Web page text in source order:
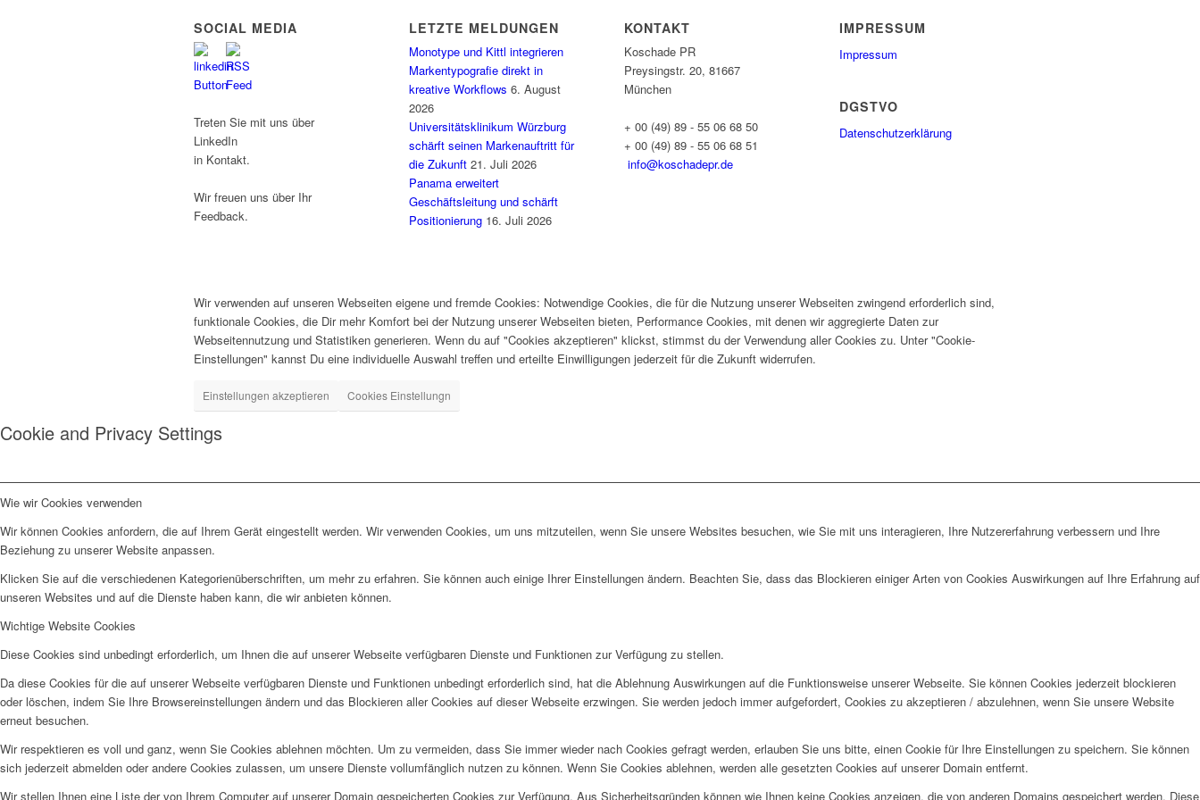
SOCIAL MEDIA
Treten Sie mit uns über
LinkedIn
in Kontakt.
Wir freuen uns über Ihr
Feedback.
LETZTE MELDUNGEN
Monotype und Kittl integrieren
Markentypografie direkt in
kreative Workflows 6. August
2026
Universitätsklinikum Würzburg
schärft seinen Markenauftritt für
die Zukunft 21. Juli 2026
Panama erweitert
Geschäftsleitung und schärft
Positionierung 16. Juli 2026
KONTAKT
Koschade PR
Preysingstr. 20, 81667
München
+ 00 (49) 89 - 55 06 68 50
+ 00 (49) 89 - 55 06 68 51
info@koschadepr.de
IMPRESSUM
Impressum
DGSTVO
Datenschutzerklärung
Wir verwenden auf unseren Webseiten eigene und fremde Cookies: Notwendige Cookies, die für die Nutzung unserer Webseiten zwingend erforderlich sind,
funktionale Cookies, die Dir mehr Komfort bei der Nutzung unserer Webseiten bieten, Performance Cookies, mit denen wir aggregierte Daten zur
Webseitennutzung und Statistiken generieren. Wenn du auf "Cookies akzeptieren" klickst, stimmst du der Verwendung aller Cookies zu. Unter "Cookie-
Einstellungen" kannst Du eine individuelle Auswahl treffen und erteilte Einwilligungen jederzeit für die Zukunft widerrufen.
Einstellungen akzeptieren Cookies Einstellungn
Cookie and Privacy Settings
Wie wir Cookies verwenden
Wir können Cookies anfordern, die auf Ihrem Gerät eingestellt werden. Wir verwenden Cookies, um uns mitzuteilen, wenn Sie unsere Websites besuchen, wie Sie mit uns interagieren, Ihre Nutzererfahrung verbessern und Ihre
Beziehung zu unserer Website anpassen.
Klicken Sie auf die verschiedenen Kategorienüberschriften, um mehr zu erfahren. Sie können auch einige Ihrer Einstellungen ändern. Beachten Sie, dass das Blockieren einiger Arten von Cookies Auswirkungen auf Ihre Erfahrung auf
unseren Websites und auf die Dienste haben kann, die wir anbieten können.
Wichtige Website Cookies
Diese Cookies sind unbedingt erforderlich, um Ihnen die auf unserer Webseite verfügbaren Dienste und Funktionen zur Verfügung zu stellen.
Da diese Cookies für die auf unserer Webseite verfügbaren Dienste und Funktionen unbedingt erforderlich sind, hat die Ablehnung Auswirkungen auf die Funktionsweise unserer Webseite. Sie können Cookies jederzeit blockieren
oder löschen, indem Sie Ihre Browsereinstellungen ändern und das Blockieren aller Cookies auf dieser Webseite erzwingen. Sie werden jedoch immer aufgefordert, Cookies zu akzeptieren / abzulehnen, wenn Sie unsere Website
erneut besuchen.
Wir respektieren es voll und ganz, wenn Sie Cookies ablehnen möchten. Um zu vermeiden, dass Sie immer wieder nach Cookies gefragt werden, erlauben Sie uns bitte, einen Cookie für Ihre Einstellungen zu speichern. Sie können
sich jederzeit abmelden oder andere Cookies zulassen, um unsere Dienste vollumfänglich nutzen zu können. Wenn Sie Cookies ablehnen, werden alle gesetzten Cookies auf unserer Domain entfernt.
Wir stellen Ihnen eine Liste der von Ihrem Computer auf unserer Domain gespeicherten Cookies zur Verfügung. Aus Sicherheitsgründen können wie Ihnen keine Cookies anzeigen, die von anderen Domains gespeichert werden. Diese